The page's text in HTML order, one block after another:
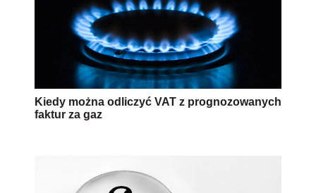
Kiedy można odliczyć VAT z prognozowanych
faktur za gaz